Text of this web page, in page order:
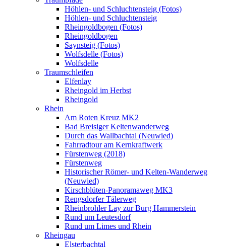
Höhlen- und Schluchtensteig (Fotos)
Höhlen- und Schluchtensteig
Rheingoldbogen (Fotos)
Rheingoldbogen
Saynsteig (Fotos)
Wolfsdelle (Fotos)
Wolfsdelle
Traumschleifen
Elfenlay
Rheingold im Herbst
Rheingold
Rhein
Am Roten Kreuz MK2
Bad Breisiger Keltenwanderweg
Durch das Wallbachtal (Neuwied)
Fahrradtour am Kernkraftwerk
Fürstenweg (2018)
Fürstenweg
Historischer Römer- und Kelten-Wanderweg
(Neuwied)
Kirschblüten-Panoramaweg MK3
Rengsdorfer Tälerweg
Rheinbrohler Lay zur Burg Hammerstein
Rund um Leutesdorf
Rund um Limes und Rhein
Rheingau
Elsterbachtal